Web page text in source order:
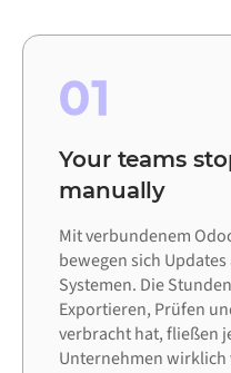
01
Your teams
manually
Mit verbundenem
bewegen sich
Systemen. Die
Exportieren, Prüfen
verbracht hat, fließen
Unternehmen